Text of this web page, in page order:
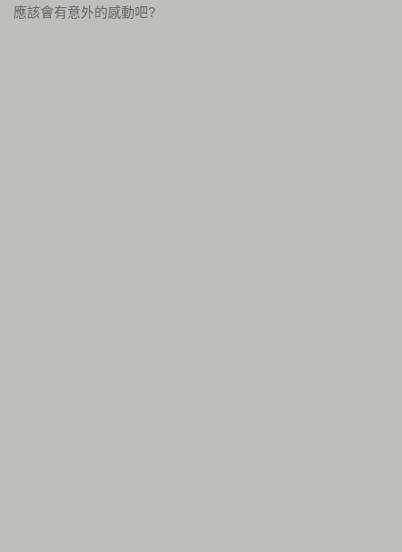
應該會有意外的感動吧?